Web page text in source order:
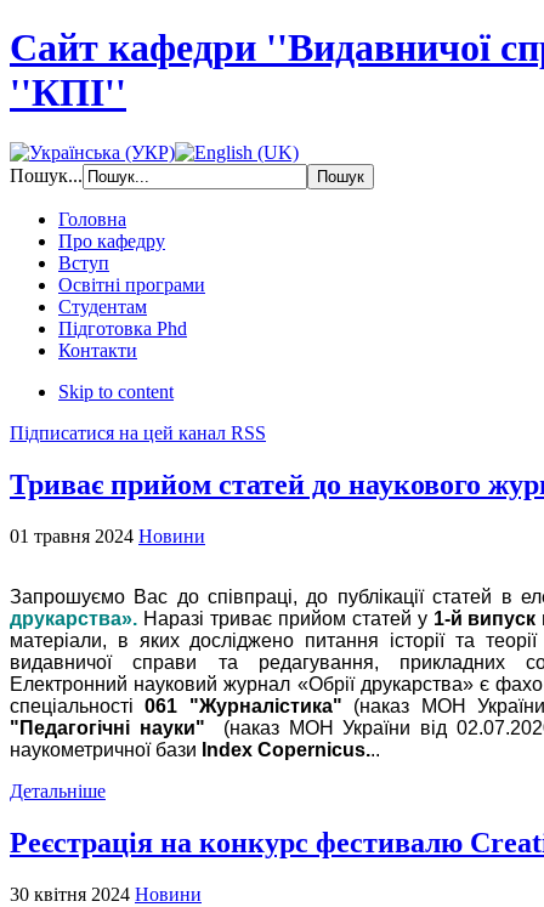
Сайт кафедри ''Видавничої
''КПІ''
Пошук...
Головна
Про кафедру
Вступ
Освітні програми
Студентам
Підготовка Phd
Контакти
Skip to content
Підписатися на цей канал RSS
Триває прийом статей до наукового
01 травня 2024 Новини
Запрошуємо Вас до співпраці, до публікації статей в
друкарства». Наразі триває прийом статей у 1-й випуск
матеріали, в яких досліджено питання історії та
видавничої справи та редагування, прикладних
Електронний науковий журнал «Обрії друкарства» є
спеціальності 061 "Журналістика" (наказ МОН
"Педагогічні науки" (наказ МОН України від
наукометричної бази Index Copernicus...
Детальніше
Реєстрація на конкурс фестивалю
30 квітня 2024 Новини